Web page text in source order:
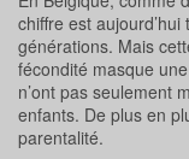
chiffre est
générations. Mais
fécondité masque
n’ont pas seulement
enfants. De plus en
parentalité.